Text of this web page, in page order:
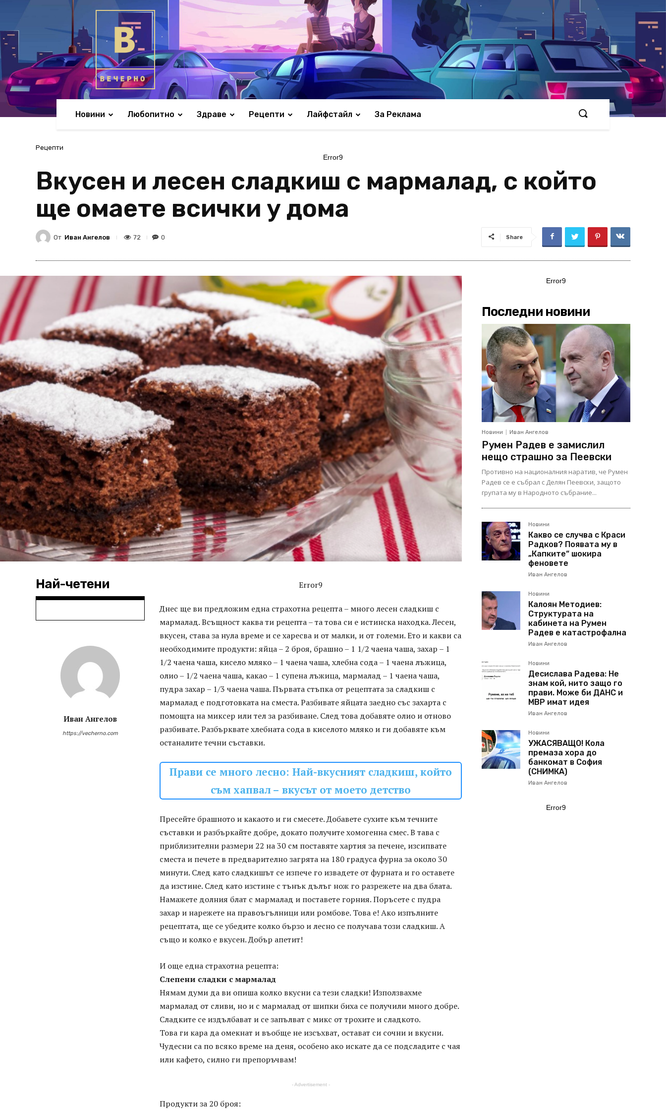
Новини Любопитно Здраве Рецепти Лайфстайл За Реклама
Рецепти
Error9
Вкусен и лесен сладкиш с мармалад, с който
ще омаете всички у дома
От Иван Ангелов 72 0 Share
Най-четени
Иван Ангелов
https://vecherno.com
Error9
Днес ще ви предложим една страхотна рецепта – много лесен сладкиш с
мармалад. Всъщност каква ти рецепта – та това си е истинска находка. Лесен,
вкусен, става за нула време и се харесва и от малки, и от големи. Ето и какви са
необходимите продукти: яйца – 2 броя, брашно – 1 1/2 чаена чаша, захар – 1
1/2 чаена чаша, кисело мляко – 1 чаена чаша, хлебна сода – 1 чаена лъжица,
олио – 1/2 чаена чаша, какао – 1 супена лъжица, мармалад – 1 чаена чаша,
пудра захар – 1/3 чаена чаша. Първата стъпка от рецептата за сладкиш с
мармалад е подготовката на сместа. Разбивате яйцата заедно със захарта с
помощта на миксер или тел за разбиване. След това добавяте олио и отново
разбивате. Разбърквате хлебната сода в киселото мляко и ги добавяте към
останалите течни съставки.
Прави се много лесно: Най-вкусният сладкиш, който
съм хапвал – вкусът от моето детство
Пресейте брашното и какаото и ги смесете. Добавете сухите към течните
съставки и разбъркайте добре, докато получите хомогенна смес. В тава с
приблизителни размери 22 на 30 см поставяте хартия за печене, изсипвате
сместа и печете в предварително загрята на 180 градуса фурна за около 30
минути. След като сладкишът се изпече го извадете от фурната и го оставете
да изстине. След като изстине с тънък дълъг нож го разрежете на два блата.
Намажете долния блат с мармалад и поставете горния. Поръсете с пудра
захар и нарежете на правоъгълници или ромбове. Това е! Ако изпълните
рецептата, ще се убедите колко бързо и лесно се получава този сладкиш. А
също и колко е вкусен. Добър апетит!
И още една страхотна рецепта:
Слепени сладки с мармалад
Нямам думи да ви опиша колко вкусни са тези сладки! Използвахме
мармалад от сливи, но и с мармалад от шипки биха се получили много добре.
Сладките се издълбават и се запълват с микс от трохите и сладкото.
Това ги кара да омекнат и въобще не изсъхват, остават си сочни и вкусни.
Чудесни са по всяко време на деня, особено ако искате да се подсладите с чая
или кафето, силно ги препоръчвам!
- Advertisement -
Продукти за 20 броя:
Error9
Последни новини
Новини Иван Ангелов
Румен Радев е замислил
нещо страшно за Пеевски
Противно на националния наратив, че Румен
Радев се е събрал с Делян Пеевски, защото
групата му в Народното събрание...
Новини
Какво се случва с Краси
Радков? Появата му в
„Капките“ шокира
феновете
Иван Ангелов
Новини
Калоян Методиев:
Структурата на
кабинета на Румен
Радев е катастрофална
Иван Ангелов
Новини
Десислава Радева: Не
знам кой, нито защо го
прави. Може би ДАНС и
МВР имат идея
Иван Ангелов
Новини
УЖАСЯВАЩО! Кола
премаза хора до
банкомат в София
(СНИМКА)
Иван Ангелов
Error9